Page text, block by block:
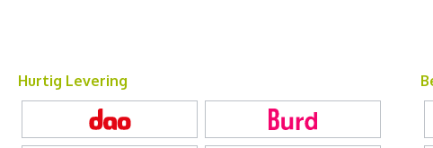
Hurtig Levering